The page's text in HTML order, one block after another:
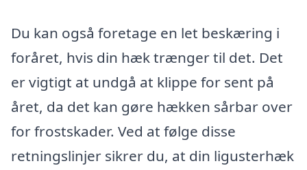
Du kan også foretage en let beskæring i
foråret, hvis din hæk trænger til det. Det
er vigtigt at undgå at klippe for sent på
året, da det kan gøre hækken sårbar over
for frostskader. Ved at følge disse
retningslinjer sikrer du, at din ligusterhæk